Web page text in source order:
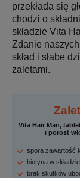
przekłada się
chodzi o
składzie Vita
Zdanie
skład i słabe
zaletami.
Vita Hair Man,
i porost
spora zawartość
biotyna w składzie
brak skutków